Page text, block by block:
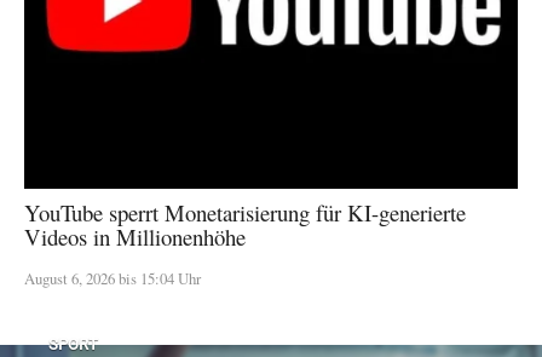
YouTube sperrt Monetarisierung für KI-generierte
Videos in Millionenhöhe
August 6, 2026 bis 15:04 Uhr
SPORT